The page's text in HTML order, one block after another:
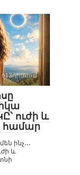
613դիտում
ուժի և
համար
ինչ․․․
և